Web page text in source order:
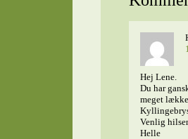
Hej Lene.
Du har
meget
Venlig
Helle